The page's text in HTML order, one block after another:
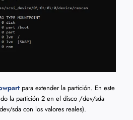
para extender la partición. En este
la partición 2 en el disco /dev/sda
sda con los valores reales).